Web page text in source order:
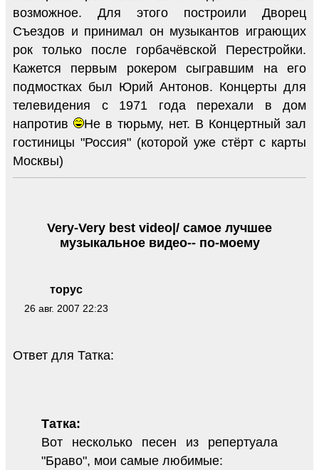
возможное. Для этого построили Дворец
Съездов и принимал он музыкантов играющих
рок только после горбачёвской Перестройки.
Кажется первым рокером сыгравшим на его
подмостках был Юрий Антонов. Концерты для
телевидения с 1971 года перехали в дом
напротив
Не в тюрьму, нет. В Концертный зал
гостиницы "Россия" (которой уже стёрт с карты
Москвы)
торус
26 авг. 2007 22:23
Very-Very best video|/ самое лучшее
музыкальное видео-- по-моему
Ответ для Татка:
Татка:
Вот несколько песен из репертуала
"Браво", мои самые любимые: